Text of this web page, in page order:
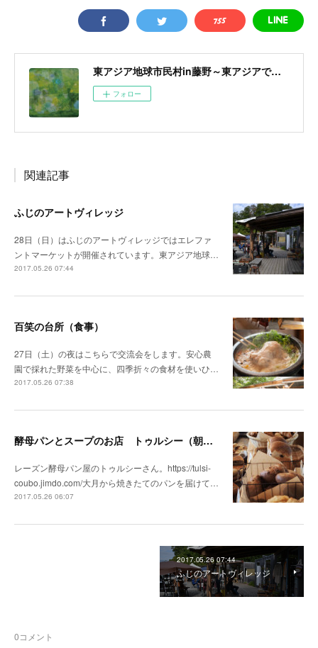
東アジア地球市民村in藤野～東アジアで醸成する地球市民意識～
フォロー
関連記事
ふじのアートヴィレッジ
28日（日）はふじのアートヴィレッジではエレファ
ントマーケットが開催されています。東アジア地球…
2017.05.26 07:44
百笑の台所（食事）
27日（土）の夜はこちらで交流会をします。安心農
園で採れた野菜を中心に、四季折々の食材を使いひ…
2017.05.26 07:38
酵母パンとスープのお店 トゥルシー（朝食）
レーズン酵母パン屋のトゥルシーさん。https://tulsi-
coubo.jimdo.com/大月から焼きたてのパンを届けて…
2017.05.26 06:07
2017.05.26 07:44
ふじのアートヴィレッジ
0コメント